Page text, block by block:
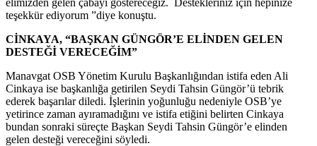
teşekkür ediyorum ”diye konuştu.
CİNKAYA, “BAŞKAN GÜNGÖR’E ELİNDEN GELEN
DESTEĞİ VERECEĞİM”
Manavgat OSB Yönetim Kurulu Başkanlığından istifa eden Ali
Cinkaya ise başkanlığa getirilen Seydi Tahsin Güngör’ü tebrik
ederek başarılar diledi. İşlerinin yoğunluğu nedeniyle OSB’ye
yetirince zaman ayıramadığını ve istifa etiğini belirten Cinkaya
bundan sonraki süreçte Başkan Seydi Tahsin Güngör’e elinden
gelen desteği vereceğini söyledi.